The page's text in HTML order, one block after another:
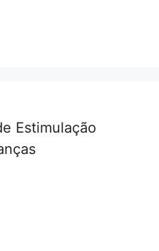
Estimulação